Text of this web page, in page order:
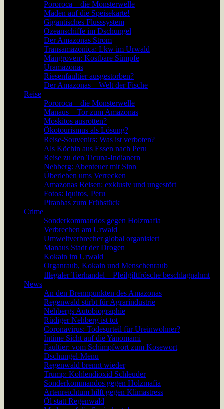
Pororoca – die Monsterwelle
Maden auf die Speisekarte!
Gigantisches Flusssystem
Ozeanschiffe im Dschungel
Der Amazonas Strom
Transamazonica: Lkw im Urwald
Mangroven: Kostbare Sümpfe
Uramazonas
Riesenfaultier ausgestorben?
Der Amazonas – Welt der Fische
Reise
Pororoca – die Monsterwelle
Manaus – Tor zum Amazonas
Moskitos ausrotten?
Ökotourismus als Lösung?
Reise-Souvenirs: Was ist verboten?
Als Köchin aus Essen nach Peru
Reise zu den Ticuna-Indianern
Nehberg: Abenteuer mit Sinn
Überleben ums Verrecken
Amazonas Reisen: exklusiv und ungestört
Fotos: Iquitos, Peru
Piranhas zum Frühstück
Crime
Sonderkommandos gegen Holzmafia
Verbrechen am Urwald
Umweltverbrecher global organisiert
Manaus Stadt der Drogen
Kokain im Urwald
Organraub, Kokain und Menschenraub
Illegaler Tierhandel – Pfeilgiftfrösche beschlagnahmt
News
An den Brennpunkten des Amazonas
Regenwald stirbt für Agrarindustrie
Nehbergs Autobiographie
Rüdiger Nehberg ist tot
Coronavirus: Todesurteil für Ureinwohner?
Intime Sicht auf die Yanomami
Faultier: vom Schimpfwort zum Kosewort
Dschungel-Menu
Regenwald brennt wieder
Trump: Kohlendioxid Schleuder
Sonderkommandos gegen Holzmafia
Artenreichtum hilft gegen Klimastress
Öl statt Regenwald